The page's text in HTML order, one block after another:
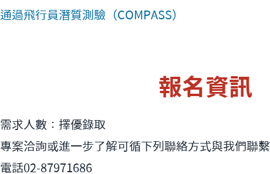
通過飛行員潛質測驗（COMPASS）
報名資訊
需求人數：擇優錄取
專案洽詢或進一步了解可循下列聯絡方式與我們聯繫
電話02-87971686